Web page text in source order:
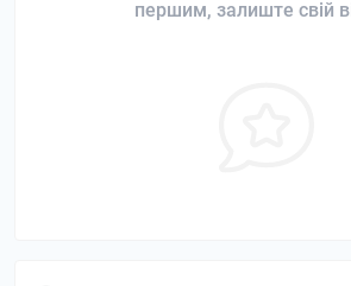
першим, залиште свій